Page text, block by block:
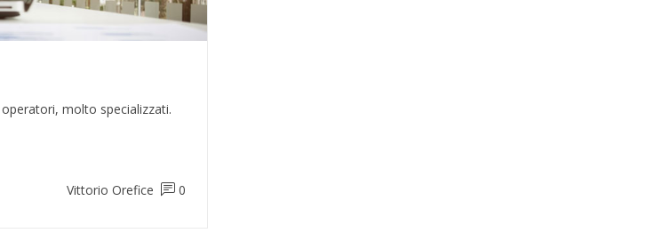
molto specializzati.
Vittorio Orefice 0